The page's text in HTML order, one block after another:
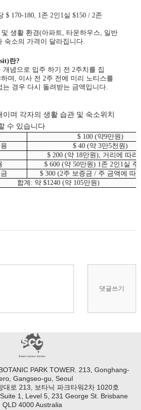
$ 170-180, 1존 2인 1실 $150 / 2존
및 생활 환경(아파트, 타운하우스, 일반
숙소의 가격이 달라집니다.
란?
개념으로 입주 하기 전 2주치를 집
며 , 이사 전 2주 전에 미리 노티스를
는 경우 다시 돌려받는 금액입니다.
이며 각자의 생활 습관 및 숙소위치
수 있습니다
$ 100 (약9만원)
$ 40 (약 3만5천원)
$ 200 (약18만원), 거리에 따라
$ 600 (약50만원) 1존 2인 1실 주
$ 300 (2주 보증금 / 주 금액에 따
합계 : 약 $1240 (약 105만원)
댓글쓰기
PARK TOWER. 213, Gonghang-
Gangseo-gu, Seoul
대로 213, 보타닉 파크타워2차 1020호
1, Level 5, 231 George St. Brisbane
QLD 4000 Australia